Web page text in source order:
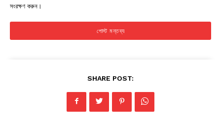
সংরক্ষণ করুন।
SHARE POST: